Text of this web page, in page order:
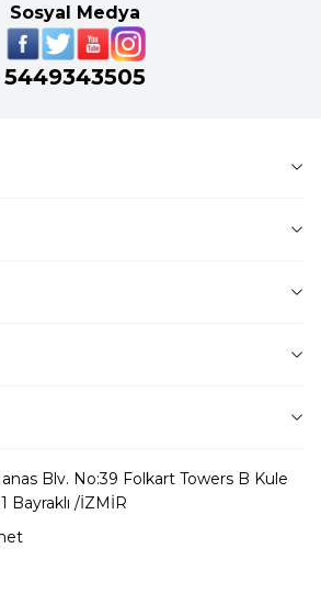
Sosyal Medya
5449343505
Blv. No:39 Folkart Towers B Kule
Bayraklı /İZMİR